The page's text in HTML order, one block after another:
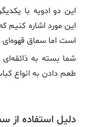
این دو ادویه با
این مورد اشاره کنیم
است اما سماق
شما بسته به ذائقه‌ای
طعم دادن به انواع
دلیل استفاده